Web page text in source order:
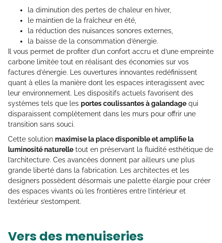
la diminution des pertes de chaleur en hiver,
le maintien de la fraîcheur en été,
la réduction des nuisances sonores externes,
la baisse de la consommation d’énergie.
Il vous permet de profiter d’un confort accru et d’une empreinte
carbone limitée tout en réalisant des économies sur vos
factures d’énergie. Les ouvertures innovantes redéfinissent
quant à elles la manière dont les espaces interagissent avec
leur environnement. Les dispositifs actuels favorisent des
systèmes tels que les portes coulissantes à galandage qui
disparaissent complètement dans les murs pour offrir une
transition sans souci.
Cette solution maximise la place disponible et amplifie la
luminosité naturelle tout en préservant la fluidité esthétique de
l’architecture. Ces avancées donnent par ailleurs une plus
grande liberté dans la fabrication. Les architectes et les
designers possèdent désormais une palette élargie pour créer
des espaces vivants où les frontières entre l’intérieur et
l’extérieur s’estompent.
Vers des menuiseries